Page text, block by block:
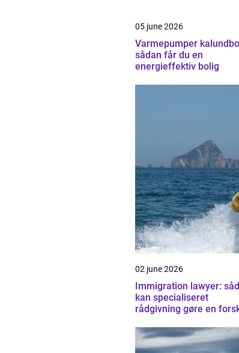
05 june 2026
Varmepumper
sådan får du en
energieffektiv bolig
02 june 2026
Immigration lawyer:
kan specialiseret
rådgivning gøre en